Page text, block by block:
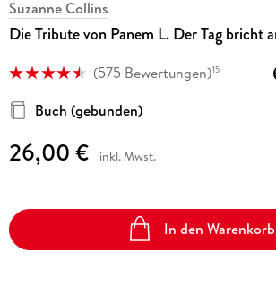
Suzanne Collins
Die Tribute von Panem L. Der Tag bricht
(575 Bewertungen)15
Buch (gebunden)
26,00 € inkl. Mwst.
In den Warenkorb